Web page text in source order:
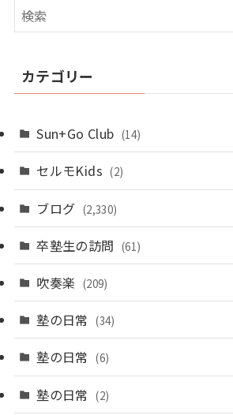
カテゴリー
Sun+Go Club (14)
セルモKids (2)
ブログ (2,330)
卒塾生の訪問 (61)
吹奏楽 (209)
塾の日常 (34)
塾の日常 (6)
塾の日常 (2)